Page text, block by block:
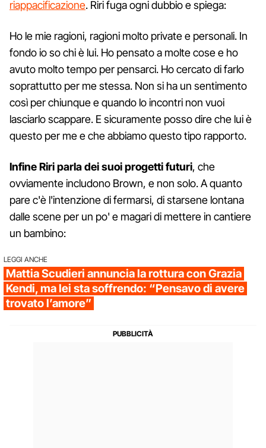
riappacificazione. Riri fuga ogni dubbio e spiega:
Ho le mie ragioni, ragioni molto private e personali. In
fondo io so chi è lui. Ho pensato a molte cose e ho
avuto molto tempo per pensarci. Ho cercato di farlo
soprattutto per me stessa. Non si ha un sentimento
così per chiunque e quando lo incontri non vuoi
lasciarlo scappare. E sicuramente posso dire che lui è
questo per me e che abbiamo questo tipo rapporto.
Infine Riri parla dei suoi progetti futuri, che
ovviamente includono Brown, e non solo. A quanto
pare c'è l'intenzione di fermarsi, di starsene lontana
dalle scene per un po' e magari di mettere in cantiere
un bambino:
LEGGI ANCHE
Mattia Scudieri annuncia la rottura con Grazia
Kendi, ma lei sta soffrendo: “Pensavo di avere
trovato l’amore”